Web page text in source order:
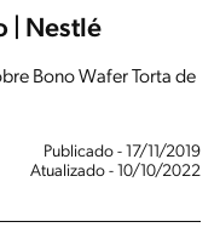
| Nestlé
Bono Wafer Torta de
Publicado - 17/11/2019
Atualizado - 10/10/2022